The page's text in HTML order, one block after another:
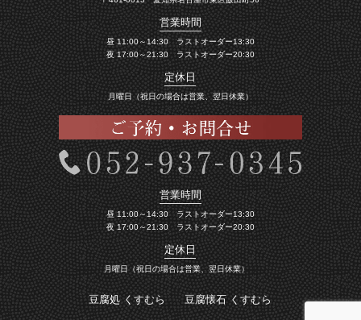
営業時間
昼 11:00～14:30 ラストオーダー13:30
夜 17:00～21:30 ラストオーダー20:30
定休日
月曜日（祝日の場合は営業、翌日休業）
営業時間
昼 11:00～14:30 ラストオーダー13:30
夜 17:00～21:30 ラストオーダー20:30
定休日
月曜日（祝日の場合は営業、翌日休業）
豆腐処 くすむら 豆腐懐石 くすむら